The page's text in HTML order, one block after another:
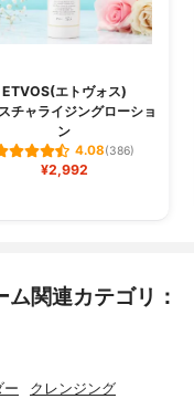
ETVOS(エトヴォス)
チャライジングローショ
ン
4.08(386)
¥2,992
関連カテゴリ：
ー クレンジング